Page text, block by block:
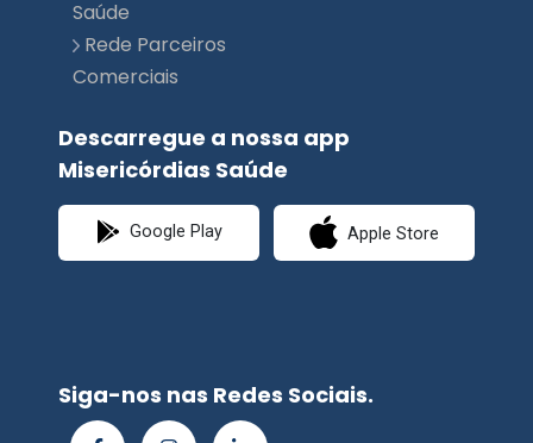
Descarregue a nossa app
Misericórdias Saúde
Google Play Apple Store